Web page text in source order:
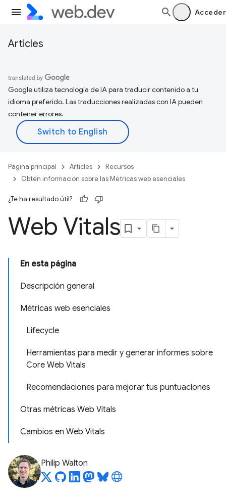
Acceder
Articles
Google utiliza tecnología de IA para traducir contenido a tu
idioma preferido. Las traducciones realizadas con IA pueden
contener errores.
Página principal Articles
Recursos
Obtén información sobre las Métricas web esenciales
¿Te ha resultado útil?
Web Vitals
En esta página
Descripción general
Métricas web esenciales
Lifecycle
Herramientas para medir y generar informes sobre
Core Web Vitals
Recomendaciones para mejorar tus puntuaciones
Otras métricas Web Vitals
Cambios en Web Vitals
Philip Walton